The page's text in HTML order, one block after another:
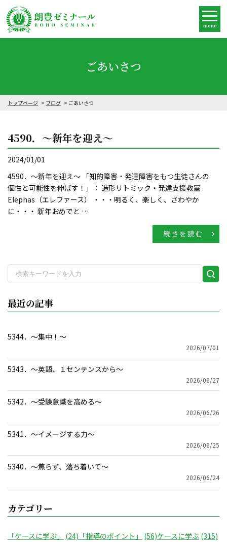
menu
ごあいさつ
トップページ ブログ ごあいさつ
4590．～新年を迎え～
2024/01/01
4590．～新年を迎え～ 「知的障害・発達障害をもつ生徒さんの
個性と可能性を伸ばす！」： 造形リトミック・発達支援教室
Elephas（エレファース） ・・・明るく、楽しく、さわやか
に・・・ 新年おめでと …
続きを読む
検
最近の記事
5344．～集中！〜
2026/07/01
5343．～英語、１センテンスから〜
2026/06/27
5342．～受験意識を高める〜
2026/06/26
5341．～イメージする力〜
2026/06/25
5340．～焦らず、落ち着いて〜
2026/06/24
カテゴリー
「ケースに学ぶ」 (24) 「指導のポイント」 (56)ケースに学ぶ (315)